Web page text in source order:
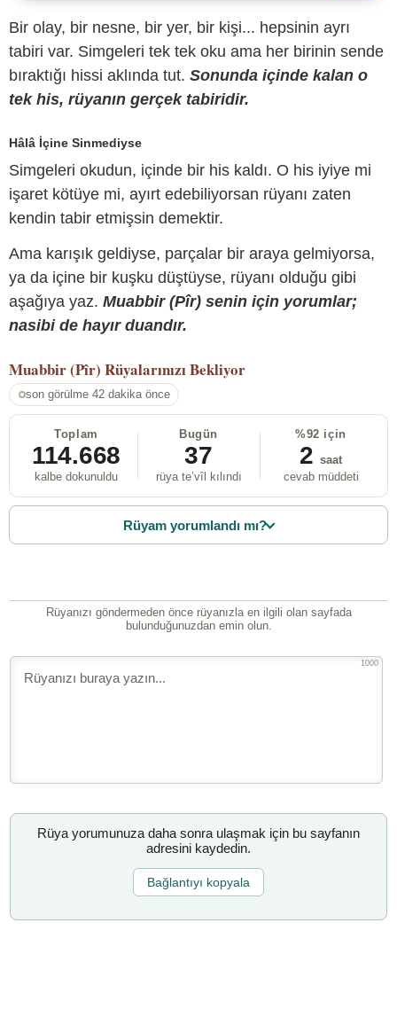
Bir olay, bir nesne, bir yer, bir kişi... hepsinin ayrı
tabiri var. Simgeleri tek tek oku ama her birinin sende
bıraktığı hissi aklında tut. Sonunda içinde kalan o
tek his, rüyanın gerçek tabiridir.
Hâlâ İçine Sinmediyse
Simgeleri okudun, içinde bir his kaldı. O his iyiye mi
işaret kötüye mi, ayırt edebiliyorsan rüyanı zaten
kendin tabir etmişsin demektir.
Ama karışık geldiyse, parçalar bir araya gelmiyorsa,
ya da içine bir kuşku düştüyse, rüyanı olduğu gibi
aşağıya yaz. Muabbir (Pîr) senin için yorumlar;
nasibi de hayır duandır.
Muabbir (Pîr) Rüyalarınızı Bekliyor
son görülme 42 dakika önce
Toplam
114.668
kalbe dokunuldu
Bugün
37
rüya te’vîl kılındı
%92 için
2 saat
cevab müddeti
Rüyam yorumlandı mı?
Rüyanızı göndermeden önce rüyanızla en ilgili olan sayfada
bulunduğunuzdan emin olun.
1000
Rüya yorumunuza daha sonra ulaşmak için bu sayfanın
adresini kaydedin.
Bağlantıyı kopyala